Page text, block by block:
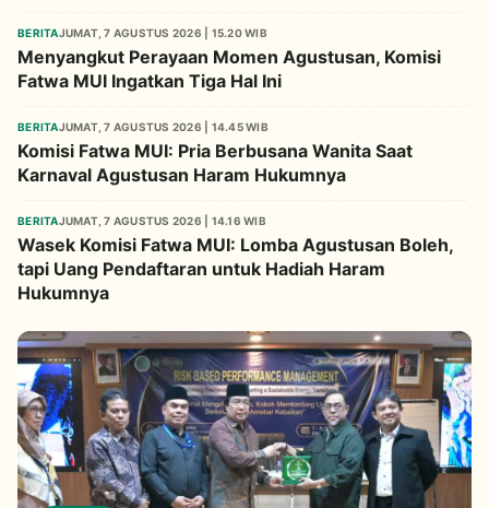
BERITAJUMAT, 7 AGUSTUS 2026 | 15.20 WIB
Menyangkut Perayaan Momen Agustusan, Komisi
Fatwa MUI Ingatkan Tiga Hal Ini
BERITAJUMAT, 7 AGUSTUS 2026 | 14.45 WIB
Komisi Fatwa MUI: Pria Berbusana Wanita Saat
Karnaval Agustusan Haram Hukumnya
BERITAJUMAT, 7 AGUSTUS 2026 | 14.16 WIB
Wasek Komisi Fatwa MUI: Lomba Agustusan Boleh,
tapi Uang Pendaftaran untuk Hadiah Haram
Hukumnya